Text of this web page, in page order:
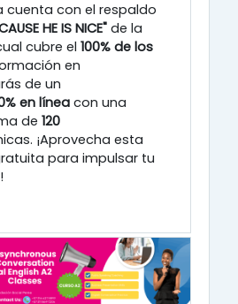
cuenta con el respaldo
HE IS NICE"de la
cubre el 100% de los
en
de un
en línea con una
de 120
. ¡Aprovecha esta
para impulsar tu